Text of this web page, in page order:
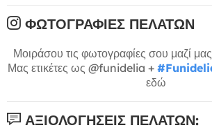
ΦΩΤΟΓΡΑΦΊΕΣ ΠΕΛΑΤΏΝ
Μοιράσου τις φωτογραφίες σου μαζί
Μας ετικέτες ως @funidelia +
εδώ
ΑΞΙΟΛΟΓΉΣΕΙΣ ΠΕΛΑΤΏΝ: